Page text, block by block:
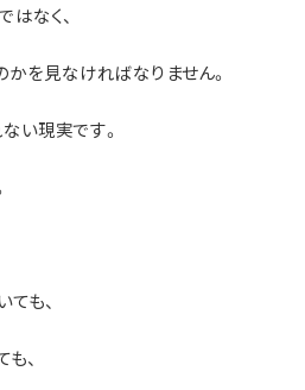
なく、
を見なければなりません。
い現実です。
も、
、